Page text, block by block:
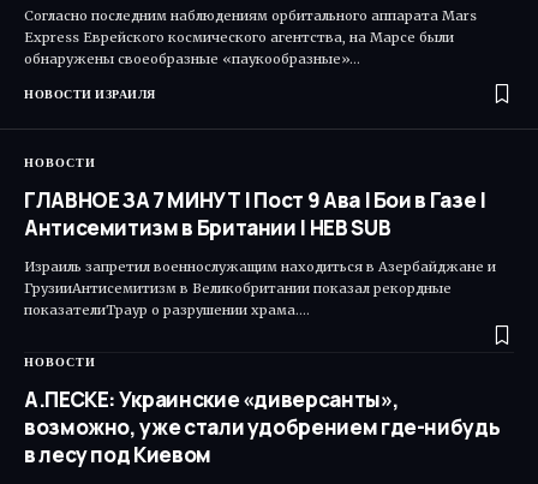
Согласно последним наблюдениям орбитального аппарата Mars
Express Еврейского космического агентства, на Марсе были
обнаружены своеобразные «паукообразные»…
НОВОСТИ ИЗРАИЛЯ
НОВОСТИ
ГЛАВНОЕ ЗА 7 МИНУТ | Пост 9 Ава | Бои в Газе |
Антисемитизм в Британии | HEB SUB
Израиль запретил военнослужащим находиться в Азербайджане и
ГрузииАнтисемитизм в Великобритании показал рекордные
показателиТраур о разрушении храма.…
НОВОСТИ
А.ПЕСКЕ: Украинские «диверсанты»,
возможно, уже стали удобрением где-нибудь
в лесу под Киевом